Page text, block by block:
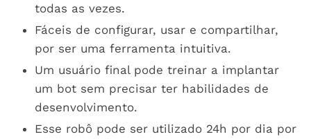
todas as vezes.
Fáceis de configurar, usar e compartilhar,
por ser uma ferramenta intuitiva.
Um usuário final pode treinar a implantar
um bot sem precisar ter habilidades de
desenvolvimento.
Esse robô pode ser utilizado 24h por dia por